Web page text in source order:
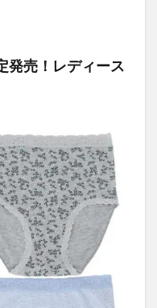
発売！レディース